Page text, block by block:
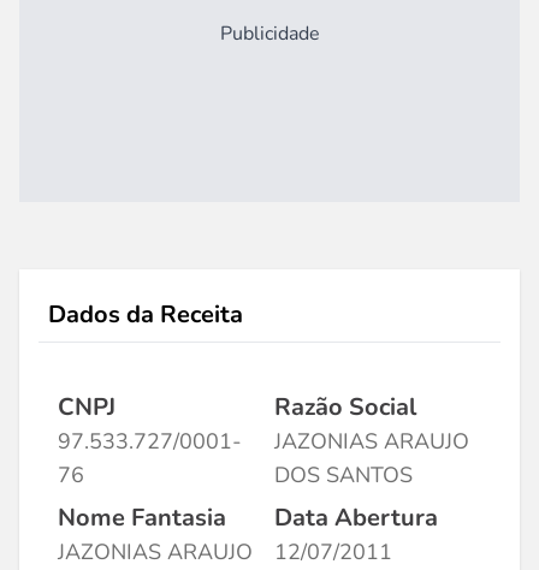
Publicidade
Dados da Receita
CNPJ
97.533.727/0001-
76
Razão Social
JAZONIAS ARAUJO
DOS SANTOS
Nome Fantasia
JAZONIAS ARAUJO
Data Abertura
12/07/2011